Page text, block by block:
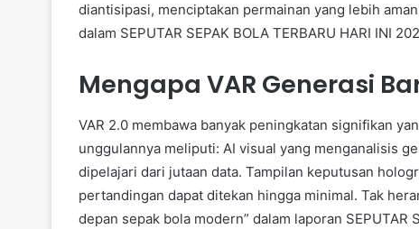
diantisipasi, menciptakan permainan yang lebih
dalam SEPUTAR SEPAK BOLA TERBARU HARI INI
Mengapa VAR Generasi
VAR 2.0 membawa banyak peningkatan signifikan
unggulannya meliputi: AI visual yang menganalisis
dipelajari dari jutaan data. Tampilan keputusan
pertandingan dapat ditekan hingga minimal. Tak
depan sepak bola modern” dalam laporan SEPUTAR